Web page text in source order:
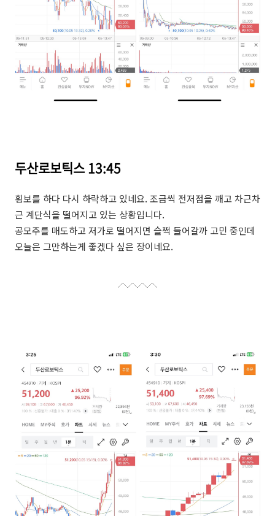
두산로보틱스 13:45
횡보를 하다 다시 하락하고 있네요. 조금씩 전저점을 깨고 차근차
근 계단식을 떨어지고 있는 상황입니다.
공모주를 매도하고 저가로 떨어지면 슬쩍 들어갈까 고민 중인데
오늘은 그만하는게 좋겠다 싶은 장이네요.